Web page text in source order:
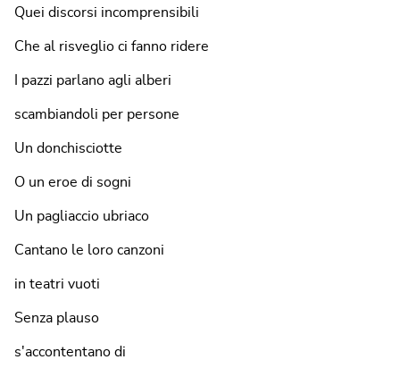
Quei discorsi incomprensibili
Che al risveglio ci fanno ridere
I pazzi parlano agli alberi
scambiandoli per persone
Un donchisciotte
O un eroe di sogni
Un pagliaccio ubriaco
Cantano le loro canzoni
in teatri vuoti
Senza plauso
s'accontentano di